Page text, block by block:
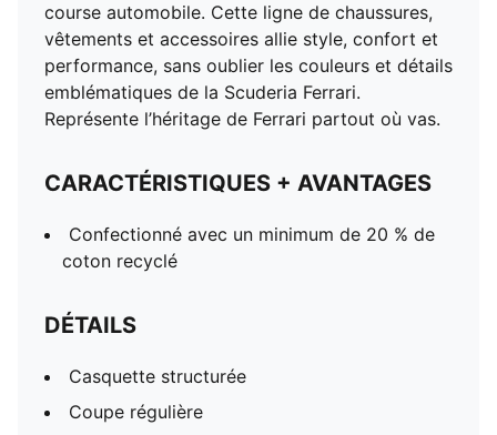
course automobile. Cette ligne de chaussures,
vêtements et accessoires allie style, confort et
performance, sans oublier les couleurs et détails
emblématiques de la Scuderia Ferrari.
Représente l’héritage de Ferrari partout où vas.
CARACTÉRISTIQUES + AVANTAGES
Confectionné avec un minimum de 20 % de
coton recyclé
DÉTAILS
Casquette structurée
Coupe régulière